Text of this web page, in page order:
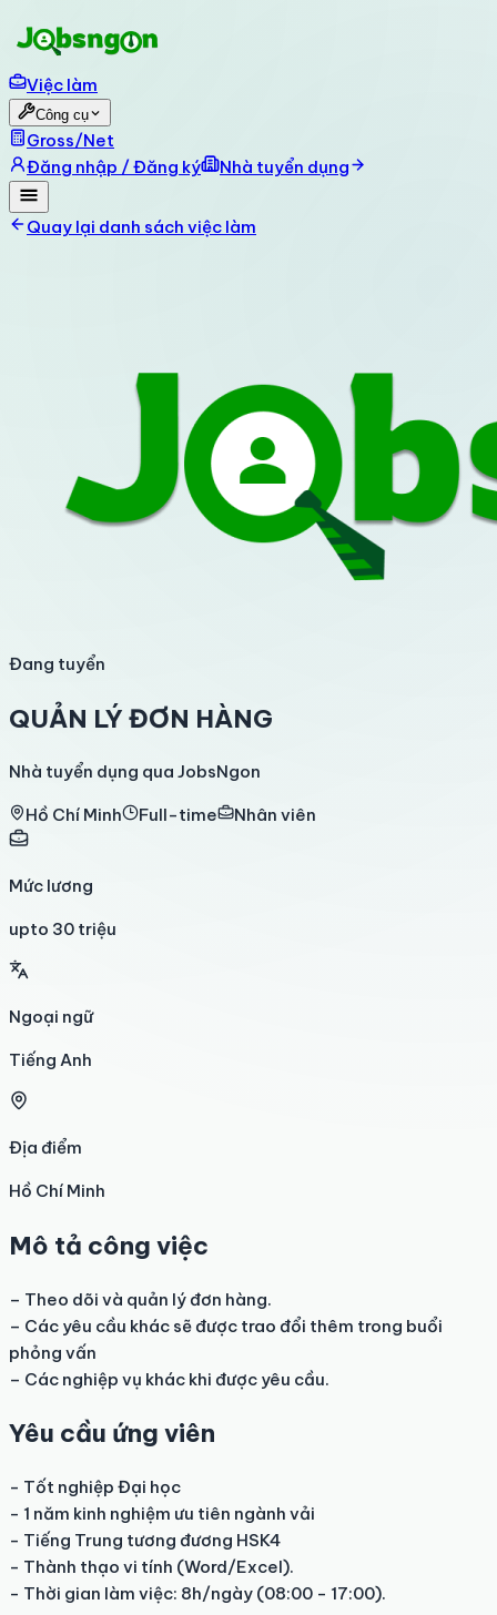
Việc làm
Công cụ
Gross/Net
Đăng nhập / Đăng ký
Nhà tuyển dụng
Quay lại danh sách việc làm
Đang tuyển
QUẢN LÝ ĐƠN HÀNG
Nhà tuyển dụng qua JobsNgon
Hồ Chí Minh Full-time Nhân viên
Mức lương
upto 30 triệu
Ngoại ngữ
Tiếng Anh
Địa điểm
Hồ Chí Minh
Mô tả công việc
– Theo dõi và quản lý đơn hàng.
– Các yêu cầu khác sẽ được trao đổi thêm trong buổi
phỏng vấn
– Các nghiệp vụ khác khi được yêu cầu.
Yêu cầu ứng viên
- Tốt nghiệp Đại học
- 1 năm kinh nghiệm ưu tiên ngành vải
- Tiếng Trung tương đương HSK4
- Thành thạo vi tính (Word/Excel).
- Thời gian làm việc: 8h/ngày (08:00 - 17:00).